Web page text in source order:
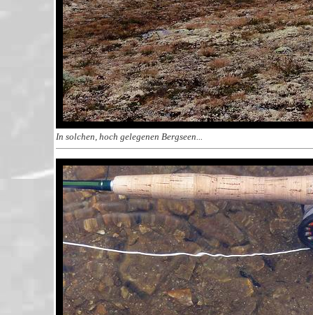
In solchen, hoch gelegenen Bergseen...